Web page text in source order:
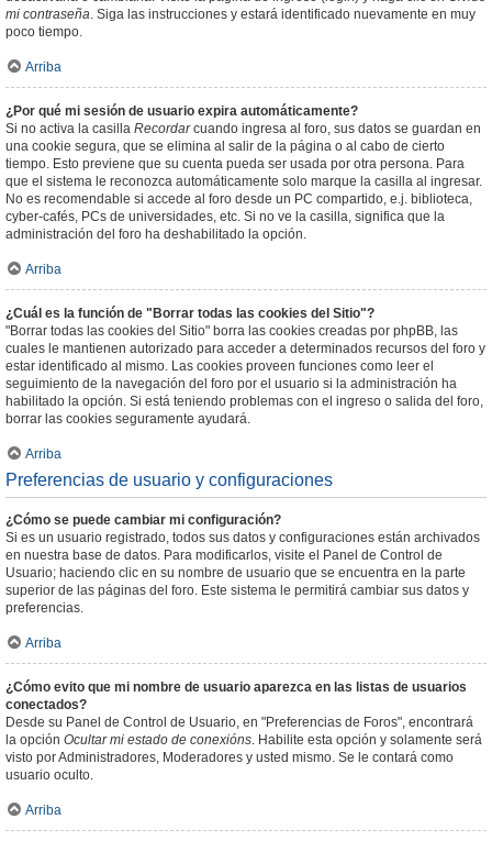
mi contraseña. Siga las instrucciones y estará identificado nuevamente en muy
poco tiempo.
Arriba
¿Por qué mi sesión de usuario expira automáticamente?
Si no activa la casilla Recordarcuando ingresa al foro, sus datos se guardan en
una cookie segura, que se elimina al salir de la página o al cabo de cierto
tiempo. Esto previene que su cuenta pueda ser usada por otra persona. Para
que el sistema le reconozca automáticamente solo marque la casilla al ingresar.
No es recomendable si accede al foro desde un PC compartido, e.j. biblioteca,
cyber-cafés, PCs de universidades, etc. Si no ve la casilla, significa que la
administración del foro ha deshabilitado la opción.
Arriba
¿Cuál es la función de "Borrar todas las cookies del Sitio"?
"Borrar todas las cookies del Sitio" borra las cookies creadas por phpBB, las
cuales le mantienen autorizado para acceder a determinados recursos del foro y
estar identificado al mismo. Las cookies proveen funciones como leer el
seguimiento de la navegación del foro por el usuario si la administración ha
habilitado la opción. Si está teniendo problemas con el ingreso o salida del foro,
borrar las cookies seguramente ayudará.
Arriba
Preferencias de usuario y configuraciones
¿Cómo se puede cambiar mi configuración?
Si es un usuario registrado, todos sus datos y configuraciones están archivados
en nuestra base de datos. Para modificarlos, visite el Panel de Control de
Usuario; haciendo clic en su nombre de usuario que se encuentra en la parte
superior de las páginas del foro. Este sistema le permitirá cambiar sus datos y
preferencias.
Arriba
¿Cómo evito que mi nombre de usuario aparezca en las listas de usuarios
conectados?
Desde su Panel de Control de Usuario, en "Preferencias de Foros", encontrará
la opción Ocultar mi estado de conexións. Habilite esta opción y solamente será
visto por Administradores, Moderadores y usted mismo. Se le contará como
usuario oculto.
Arriba